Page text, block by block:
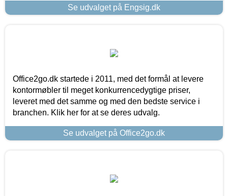
Se udvalget på Engsig.dk
Office2go.dk startede i 2011, med det formål at levere
kontormøbler til meget konkurrencedygtige priser,
leveret med det samme og med den bedste service i
branchen. Klik her for at se deres udvalg.
Se udvalget på Office2go.dk